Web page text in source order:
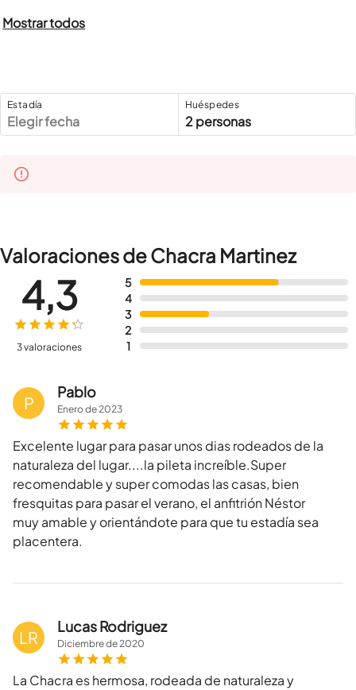
Mostrar todos
Estadía
Elegir fecha
Huéspedes
2 personas
Valoraciones de Chacra Martinez
5
4
3
2
1
4,3
3 valoraciones
P
Pablo
Enerode2023
Excelente lugar para pasar unos dias rodeados de la
naturaleza del lugar....la pileta increíble.Super
recomendable y super comodas las casas, bien
fresquitas para pasar el verano, el anfitrión Néstor
muy amable y orientándote para que tu estadía sea
placentera.
LR
Lucas Rodriguez
Diciembrede2020
La Chacra es hermosa, rodeada de naturaleza y